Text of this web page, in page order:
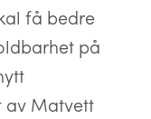
få bedre
på
av Matvett